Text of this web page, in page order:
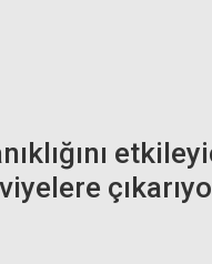
ND 500 Filtre (9 Stop)